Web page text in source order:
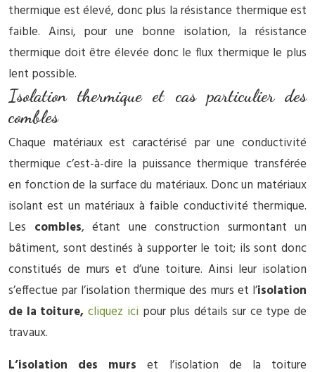
thermique est élevé, donc plus la résistance thermique est
faible. Ainsi, pour une bonne isolation, la résistance
thermique doit être élevée donc le flux thermique le plus
lent possible.
Isolation thermique et cas particulier des
combles
Chaque matériaux est caractérisé par une conductivité
thermique c’est-à-dire la puissance thermique transférée
en fonction de la surface du matériaux. Donc un matériaux
isolant est un matériaux à faible conductivité thermique.
Les combles, étant une construction surmontant un
bâtiment, sont destinés à supporter le toit; ils sont donc
constitués de murs et d’une toiture. Ainsi leur isolation
s’effectue par l’isolation thermique des murs et l’isolation
de la toiture, cliquez icipour plus détails sur ce type de
travaux.
L’isolation des murs et l’isolation de la toiture